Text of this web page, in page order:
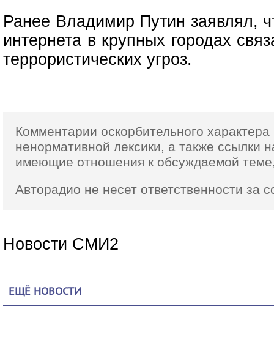
Ранее Владимир Путин заявлял,
интернета в крупных городах
террористических угроз.
Комментарии оскорбительного
ненормативной лексики, а также ссылки
имеющие отношения к обсуждаемой
Авторадио не несет ответственности за
Новости СМИ2
ЕЩЁ НОВОСТИ